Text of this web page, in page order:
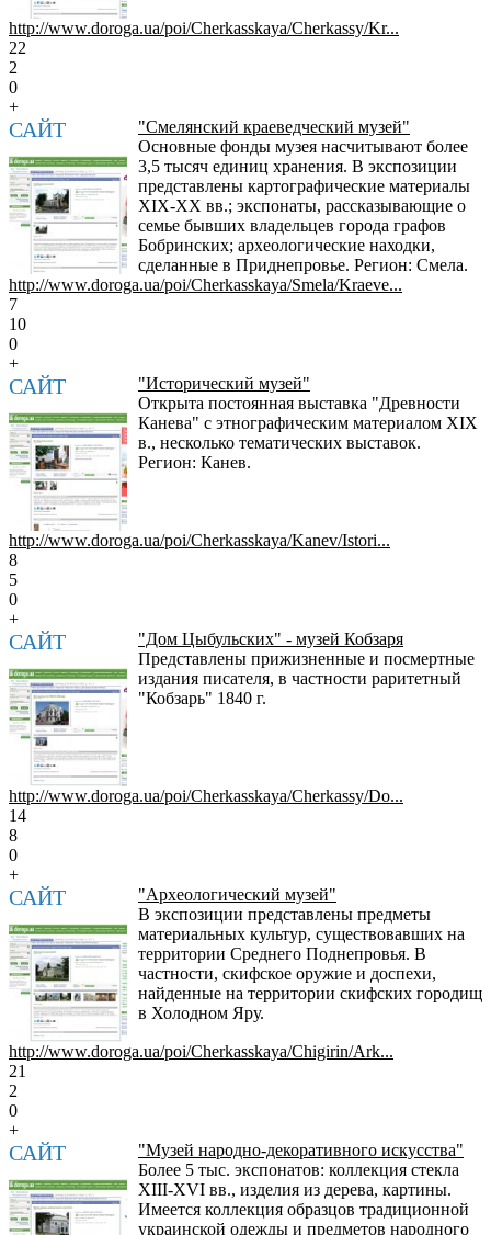
http://www.doroga.ua/poi/Cherkasskaya/Cherkassy/Kr...
22
2
0
+
САЙТ
"Смелянский краеведческий музей"
Основные фонды музея насчитывают более
3,5 тысяч единиц хранения. В экспозиции
представлены картографические материалы
XIX-XX вв.; экспонаты, рассказывающие о
семье бывших владельцев города графов
Бобринских; археологические находки,
сделанные в Приднепровье. Регион: Смела.
http://www.doroga.ua/poi/Cherkasskaya/Smela/Kraeve...
7
10
0
+
САЙТ
"Исторический музей"
Открыта постоянная выставка "Древности
Канева" с этнографическим материалом XIX
в., несколько тематических выставок.
Регион: Канев.
http://www.doroga.ua/poi/Cherkasskaya/Kanev/Istori...
8
5
0
+
САЙТ
"Дом Цыбульских" - музей Кобзаря
Представлены прижизненные и посмертные
издания писателя, в частности раритетный
"Кобзарь" 1840 г.
http://www.doroga.ua/poi/Cherkasskaya/Cherkassy/Do...
14
8
0
+
САЙТ
"Археологический музей"
В экспозиции представлены предметы
материальных культур, существовавших на
территории Среднего Поднепровья. В
частности, скифское оружие и доспехи,
найденные на территории скифских городищ
в Холодном Яру.
http://www.doroga.ua/poi/Cherkasskaya/Chigirin/Ark...
21
2
0
+
САЙТ
"Музей народно-декоративного искусства"
Более 5 тыс. экспонатов: коллекция стекла
XIII-XVI вв., изделия из дерева, картины.
Имеется коллекция образцов традиционной
украинской одежды и предметов народного